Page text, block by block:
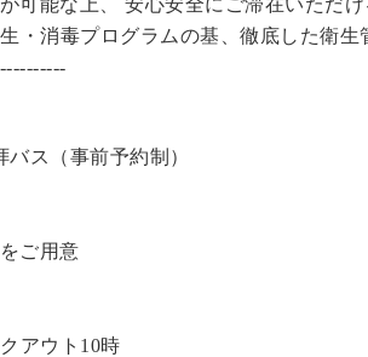
可能な上、 安心安全にご滞在いただけ
・消毒プログラムの基、徹底した衛生
---
バス（事前予約制）
ご用意
アウト10時